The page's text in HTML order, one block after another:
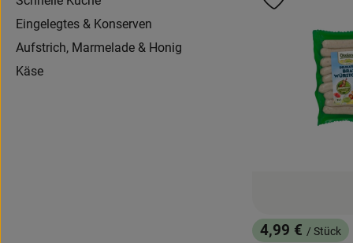
Eingelegtes & Konserven
Aufstrich, Marmelade & Honig
Käse
4,99 € / Stück
Produkt